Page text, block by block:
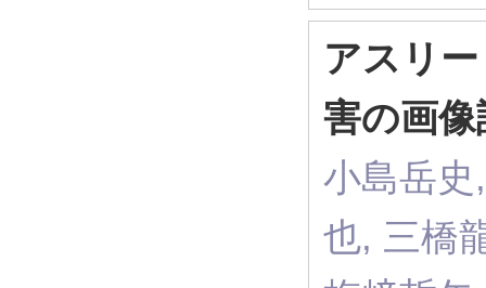
アスリ
害の画
小島岳
也, 三橋